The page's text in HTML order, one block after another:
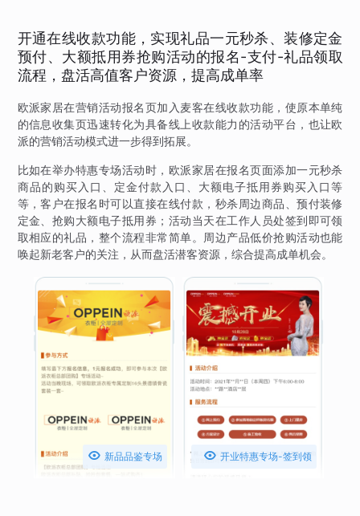
开通在线收款功能，实现礼品一元秒杀、装修定金
预付、大额抵用券抢购活动的报名-支付-礼品领取
流程，盘活高值客户资源，提高成单率
欧派家居在营销活动报名页加入麦客在线收款功能，使原本单纯
的信息收集页迅速转化为具备线上收款能力的活动平台，也让欧
派的营销活动模式进一步得到拓展。
比如在举办特惠专场活动时，欧派家居在报名页面添加一元秒杀
商品的购买入口、定金付款入口、大额电子抵用券购买入口等
等，客户在报名时可以直接在线付款，秒杀周边商品、预付装修
定金、抢购大额电子抵用券；活动当天在工作人员处签到即可领
取相应的礼品，整个流程非常简单。周边产品低价抢购活动也能
唤起新老客户的关注，从而盘活潜客资源，综合提高成单机会。
 新品品鉴专场  开业特惠专场-签到领